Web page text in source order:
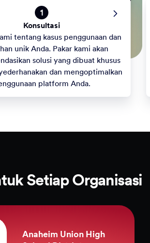
1
Konsultasi
tentang kasus penggunaan dan
unik Anda. Pakar kami akan
solusi yang dibuat khusus
dan mengoptimalkan
platform Anda.
Setiap Organisasi